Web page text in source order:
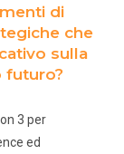
di
che
sulla
futuro?
3 per
ed